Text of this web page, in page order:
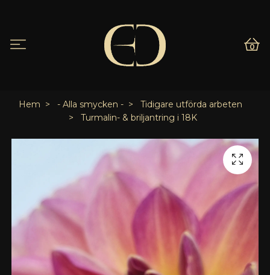
0
Hem - Alla smycken -
Tidigare utförda arbeten
Turmalin- & briljantring i 18K